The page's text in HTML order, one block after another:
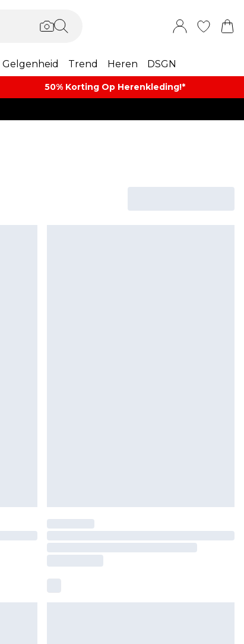
Gelgenheid Trend Heren DSGN
50% Korting Op Herenkleding​!*​